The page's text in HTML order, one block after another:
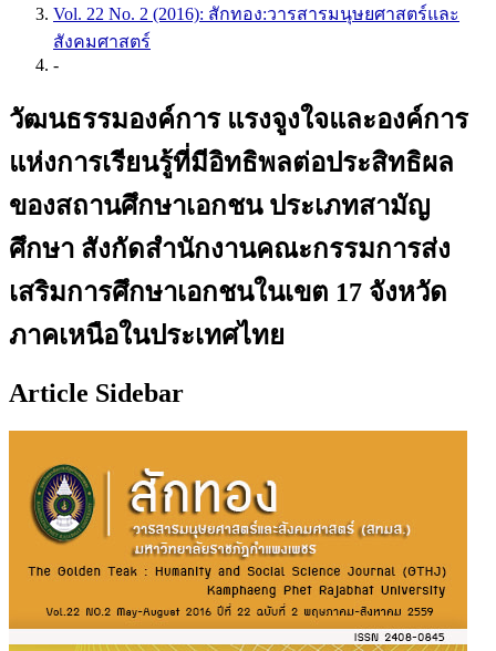
Vol. 22 No. 2 (2016): สักทอง:วารสารมนุษยศาสตร์และ
สังคมศาสตร์
-
วัฒนธรรมองค์การ แรงจูงใจและองค์การ
แห่งการเรียนรู้ที่มีอิทธิพลต่อประสิทธิผล
ของสถานศึกษาเอกชน ประเภทสามัญ
ศึกษา สังกัดสำนักงานคณะกรรมการส่ง
เสริมการศึกษาเอกชนในเขต 17 จังหวัด
ภาคเหนือในประเทศไทย
Article Sidebar